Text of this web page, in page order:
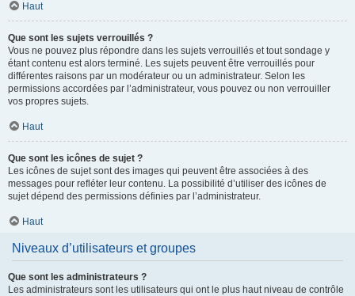
Haut
Que sont les sujets verrouillés ?
Vous ne pouvez plus répondre dans les sujets verrouillés et tout sondage y
étant contenu est alors terminé. Les sujets peuvent être verrouillés pour
différentes raisons par un modérateur ou un administrateur. Selon les
permissions accordées par l’administrateur, vous pouvez ou non verrouiller
vos propres sujets.
Haut
Que sont les icônes de sujet ?
Les icônes de sujet sont des images qui peuvent être associées à des
messages pour refléter leur contenu. La possibilité d’utiliser des icônes de
sujet dépend des permissions définies par l’administrateur.
Haut
Niveaux d’utilisateurs et groupes
Que sont les administrateurs ?
Les administrateurs sont les utilisateurs qui ont le plus haut niveau de contrôle